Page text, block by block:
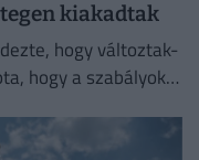
kiakadtak
hogy változtak-
hogy a szabályok